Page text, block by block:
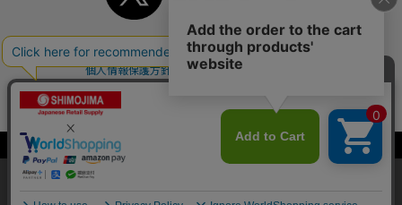
当サイトはクッキー（Cookie）を使用しています。Cookieの使用に同意いた
だける場合は「OK」をクリックしてください。
TOP 初めてご利用のお客様へ ご利用案内
ご利用規約
個人情報保護方針
特定商取引法
よくあるご質問
お問い合わせ
サイトマップ
Copyright© 2018 SHIMOJIMA Co.,Ltd. All Rights Reserved.